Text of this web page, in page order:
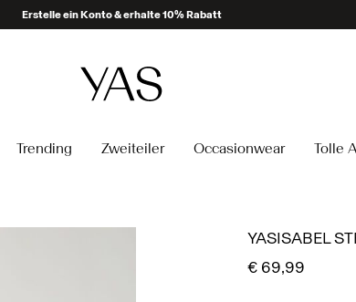
Erstelle ein Konto & erhalte 10% Rabatt
Trending Zweiteiler Occasionwear Tolle
YASISABEL
€ 69,99